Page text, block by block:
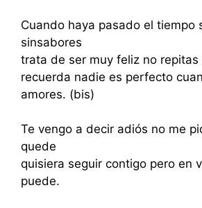
Cuando haya pasado el tiempo
sinsabores
trata de ser muy feliz no repitas
recuerda nadie es perfecto
amores. (bis)
Te vengo a decir adiós no me
quede
quisiera seguir contigo pero en
puede.